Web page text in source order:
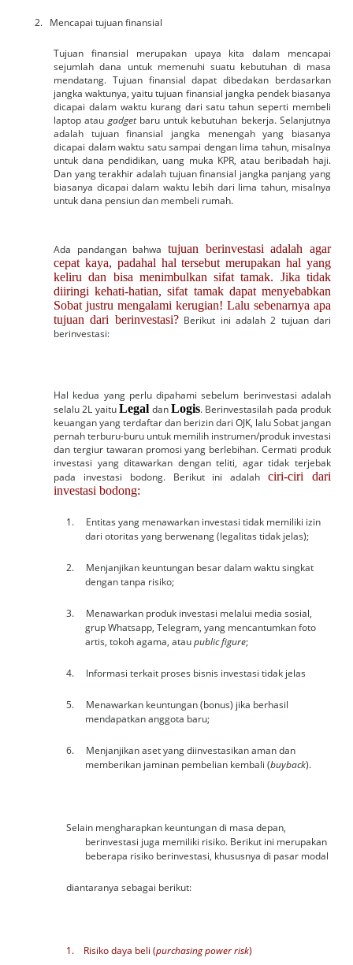
2. Mencapai tujuan finansial
Tujuan finansial merupakan upaya kita dalam mencapai
sejumlah dana untuk memenuhi suatu kebutuhan di masa
mendatang. Tujuan finansial dapat dibedakan berdasarkan
jangka waktunya, yaitu tujuan finansial jangka pendek biasanya
dicapai dalam waktu kurang dari satu tahun seperti membeli
laptop atau gadget baru untuk kebutuhan bekerja. Selanjutnya
adalah tujuan finansial jangka menengah yang biasanya
dicapai dalam waktu satu sampai dengan lima tahun, misalnya
untuk dana pendidikan, uang muka KPR, atau beribadah haji.
Dan yang terakhir adalah tujuan finansial jangka panjang yang
biasanya dicapai dalam waktu lebih dari lima tahun, misalnya
untuk dana pensiun dan membeli rumah.
Ada pandangan bahwa tujuan berinvestasi adalah agar
cepat kaya, padahal hal tersebut merupakan hal yang
keliru dan bisa menimbulkan sifat tamak. Jika tidak
diiringi kehati-hatian, sifat tamak dapat menyebabkan
Sobat justru mengalami kerugian! Lalu sebenarnya apa
tujuan dari berinvestasi?Berikut ini adalah 2 tujuan dari
berinvestasi:
Hal kedua yang perlu dipahami sebelum berinvestasi adalah
selalu 2L yaituLegal danLogis. Berinvestasilah pada produk
keuangan yang terdaftar dan berizin dari OJK, lalu Sobat jangan
pernah terburu-buru untuk memilih instrumen/produk investasi
dan tergiur tawaran promosi yang berlebihan. Cermati produk
investasi yang ditawarkan dengan teliti, agar tidak terjebak
pada investasi bodong. Berikut ini adalahciri-ciri dari
investasi bodong:
1. Entitas yang menawarkan investasi tidak memiliki izin
dari otoritas yang berwenang (legalitas tidak jelas);
2. Menjanjikan keuntungan besar dalam waktu singkat
dengan tanpa risiko;
3. Menawarkan produk investasi melalui media sosial,
grup Whatsapp, Telegram, yang mencantumkan foto
artis, tokoh agama, ataupublic figure;
4. Informasi terkait proses bisnis investasi tidak jelas
5. Menawarkan keuntungan (bonus) jika berhasil
mendapatkan anggota baru;
6. Menjanjikan aset yang diinvestasikan aman dan
memberikan jaminan pembelian kembali (buyback).
Selain mengharapkan keuntungan di masa depan,
berinvestasi juga memiliki risiko. Berikut ini merupakan
beberapa risiko berinvestasi, khususnya di pasar modal
diantaranya sebagai berikut:
1. Risiko daya beli (purchasing power risk)